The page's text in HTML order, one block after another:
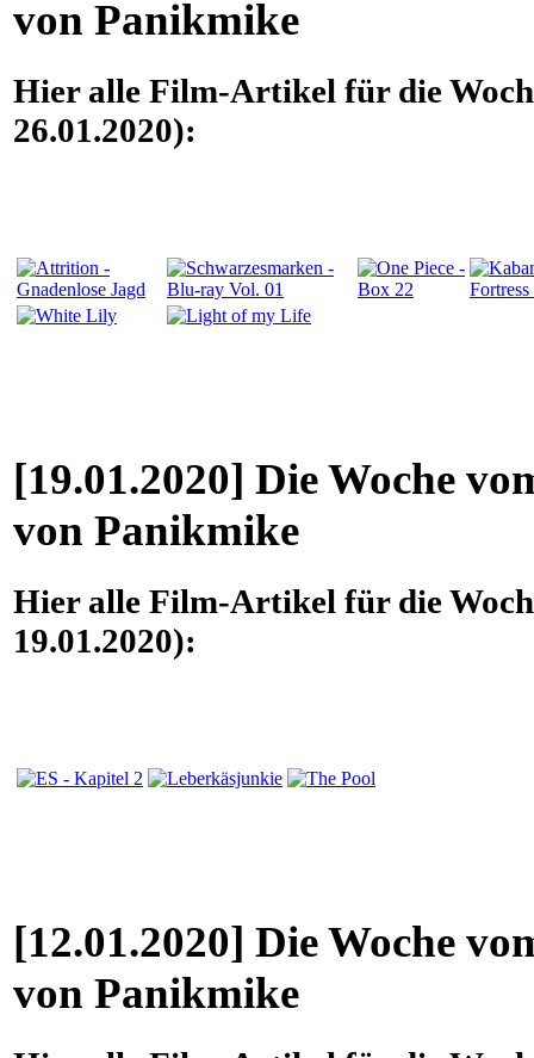
von Panikmike
Hier alle Film-Artikel für die
26.01.2020):
[19.01.2020] Die Woche
von Panikmike
Hier alle Film-Artikel für die
19.01.2020):
[12.01.2020] Die Woche
von Panikmike